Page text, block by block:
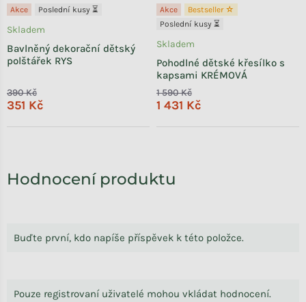
Hodnocení produktu
Buďte první, kdo napíše příspěvek k této položce.
Pouze registrovaní uživatelé mohou vkládat hodnocení.
Akce Poslední kusy ⏳
Bavlněný dekorační dětský
polštářek RYS
Skladem
390 Kč
351 Kč
Akce
Bestseller ☆
Poslední kusy ⏳
Pohodlné dětské křesílko s
kapsami KRÉMOVÁ
Skladem
1 590 Kč
1 431 Kč